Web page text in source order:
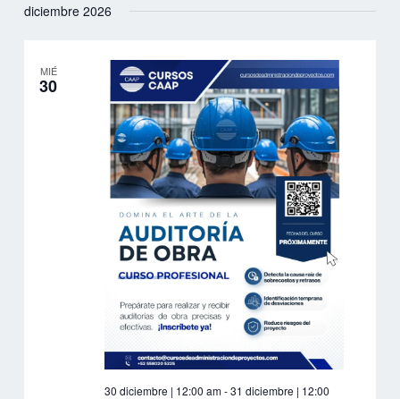
diciembre 2026
MIÉ
30
30 diciembre | 12:00 am-31 diciembre | 12:00